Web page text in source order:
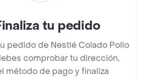
tu pedido
pedido de Nestlé Colado Pollo
comprobar tu dirección,
método de pago y finaliza